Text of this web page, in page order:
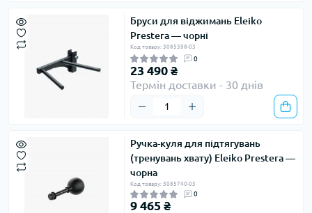
Бруси для віджимань Eleiko
Prestera — чорні
Код товару: 3085598-03
0
23 490 ₴
Термін доставки - 30 днів
Ручка-куля для підтягувань
(тренувань хвату) Eleiko Prestera —
чорна
Код товару: 3085740-03
0
9 465 ₴